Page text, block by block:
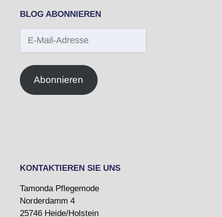
BLOG ABONNIEREN
Mail-
Abonnieren
KONTAKTIEREN SIE UNS
Tamonda Pflegemode
Norderdamm 4
25746 Heide/Holstein